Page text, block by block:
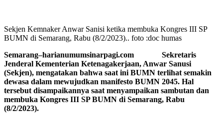
Sekjen Kemnaker Anwar Sanisi ketika membuka Kongres III SP
BUMN di Semarang, Rabu (8/2/2023).. foto :doc humas
Semarang–harianumumsinarpagi.com Sekretaris
Jenderal Kementerian Ketenagakerjaan, Anwar Sanusi
(Sekjen), mengatakan bahwa saat ini BUMN terlihat semakin
dewasa dalam mewujudkan manifesto BUMN 2045. Hal
tersebut disampaikannya saat menyampaikan sambutan dan
membuka Kongres III SP BUMN di Semarang, Rabu
(8/2/2023).